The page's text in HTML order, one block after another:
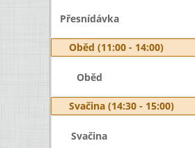
Přesnídávka
Oběd (11:00 - 14:00)
Oběd
Svačina (14:30 - 15:00)
Svačina